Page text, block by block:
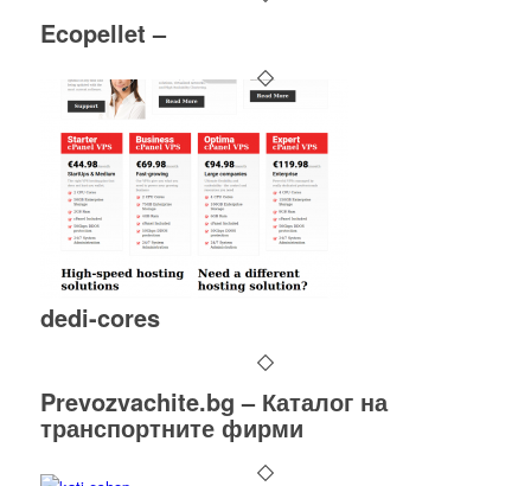
Ecopellet –
dedi-cores
Prevozvachite.bg – Каталог на
транспортните фирми